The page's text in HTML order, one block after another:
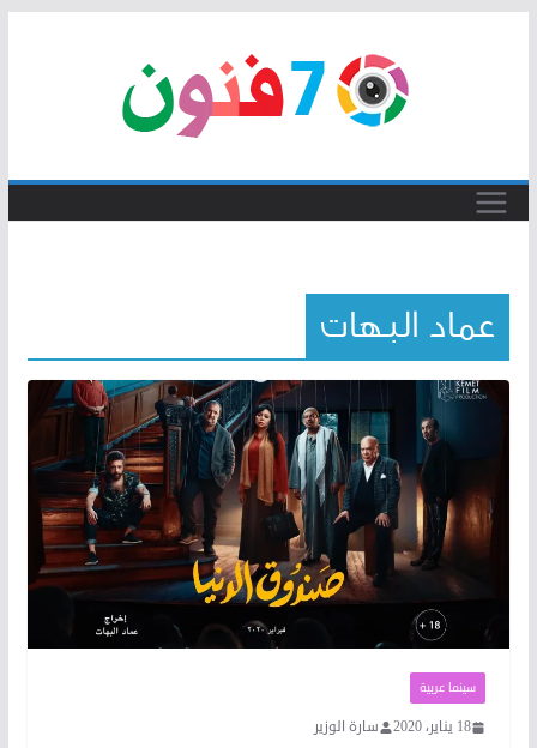
عماد البهات
سينما عربية
18 يناير، 2020 سارة الوزير